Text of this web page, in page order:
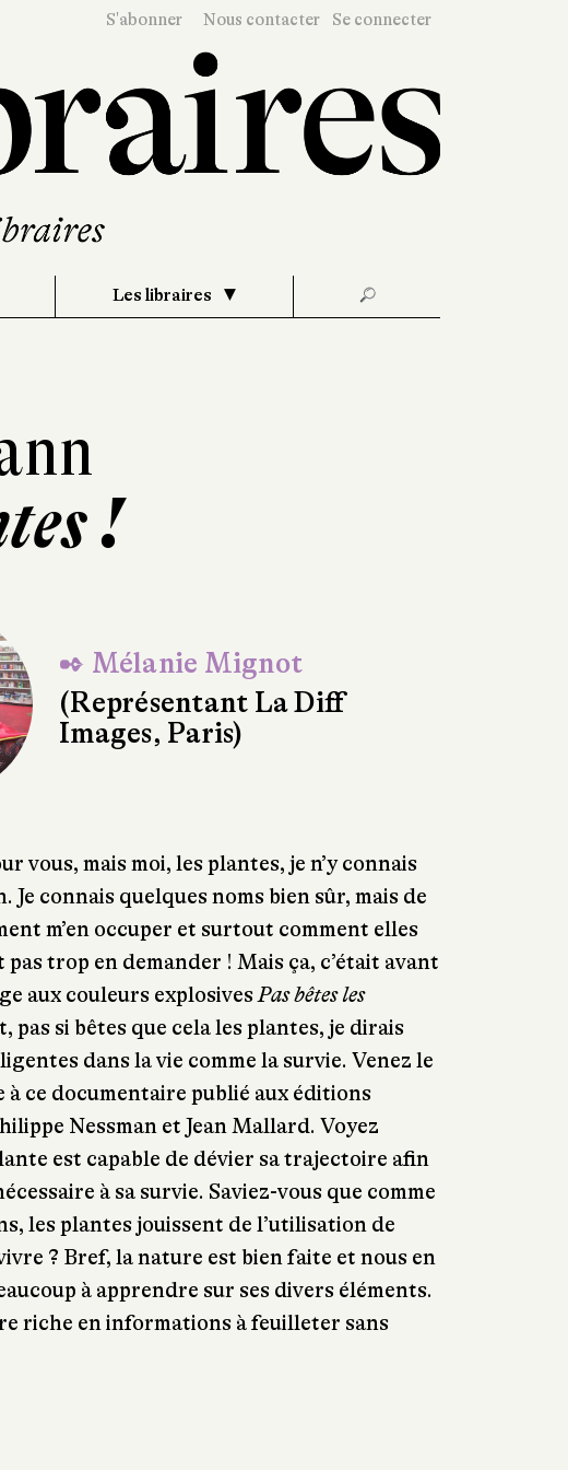
S'abonner Nous contacter Se connecter
Les libraires 🔎
!
✒ Mélanie Mignot
(Représentant La Diff
Images, Paris)
vous, mais moi, les plantes, je n’y connais
Je connais quelques noms bien sûr, mais de
m’en occuper et surtout comment elles
trop en demander ! Mais ça, c’était avant
aux couleurs explosivesPas bêtes les
pas si bêtes que cela les plantes, je dirais
dans la vie comme la survie. Venez le
ce documentaire publié aux éditions
Nessman et Jean Mallard. Voyez
est capable de dévier sa trajectoire afin
à sa survie. Saviez-vous que comme
les plantes jouissent de l’utilisation de
? Bref, la nature est bien faite et nous en
à apprendre sur ses divers éléments.
riche en informations à feuilleter sans